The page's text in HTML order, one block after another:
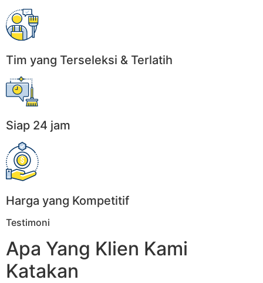
Tim yang Terseleksi & Terlatih
Siap 24 jam
Harga yang Kompetitif
Testimoni
Apa Yang Klien Kami
Katakan